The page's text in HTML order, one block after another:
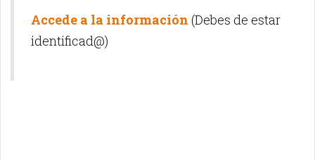
Accede a la información (Debes de estar
identificad@)